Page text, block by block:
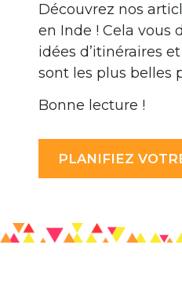
Découvrez nos
en Inde ! Cela vous
idées d’itinéraires
sont les plus belles
Bonne lecture !
PLANIFIEZ